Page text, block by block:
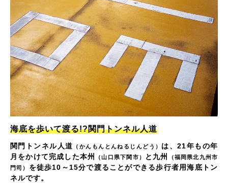
海底を歩いて渡る!?関門トンネル人道
関門トンネル人道 （かんもんとんねるじんどう） は、21年もの年
月をかけて完成した本州
（山口県下関市） と九州
（福岡県北九州市
門司）
を徒歩10～15分で渡ることができる歩行者用海底トン
ネルです。